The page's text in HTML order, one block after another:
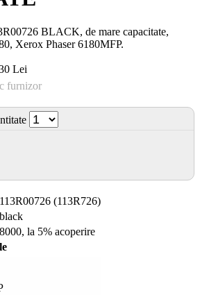
BLACK, de mare capacitate,
Xerox Phaser 6180MFP.
Lei
furnizor
113R00726 (113R726)
black
8000, la 5% acoperire